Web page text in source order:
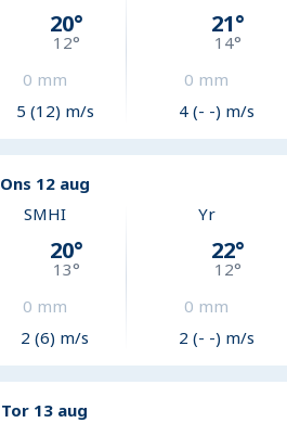
20°
12°
0 mm
5 (12) m/s
21°
14°
0 mm
4 (- -) m/s
Ons 12 aug
SMHI
20°
13°
0 mm
2 (6) m/s
Yr
22°
12°
0 mm
2 (- -) m/s
Tor 13 aug